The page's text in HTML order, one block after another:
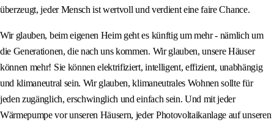
überzeugt, jeder Mensch ist wertvoll und verdient eine faire Chance.
Wir glauben, beim eigenen Heim geht es künftig um mehr - nämlich um
die Generationen, die nach uns kommen. Wir glauben, unsere Häuser
können mehr! Sie können elektrifiziert, intelligent, effizient, unabhängig
und klimaneutral sein. Wir glauben, klimaneutrales Wohnen sollte für
jeden zugänglich, erschwinglich und einfach sein. Und mit jeder
Wärmepumpe vor unseren Häusern, jeder Photovoltaikanlage auf unseren